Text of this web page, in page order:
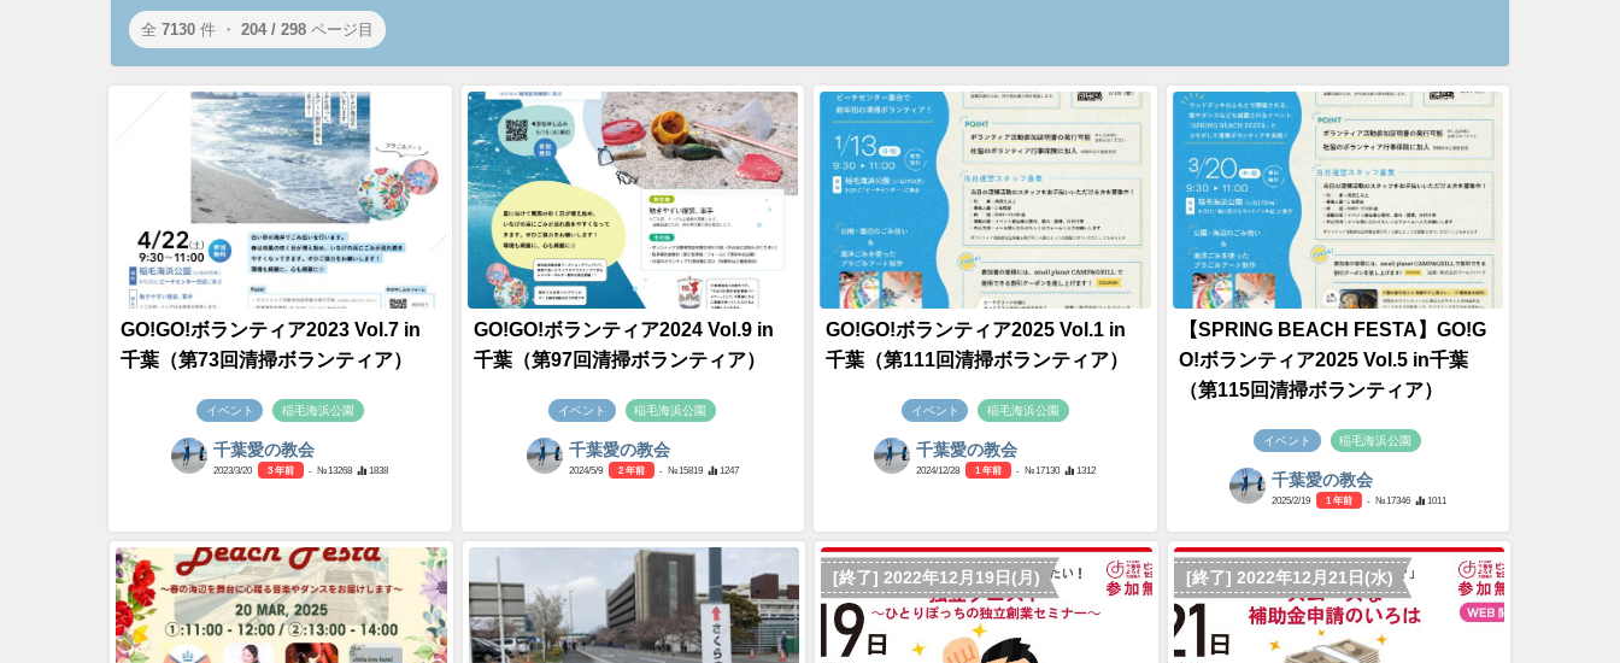
全 7130 件 ・ 204 / 298 ページ目
GO!GO!ボランティア2023 Vol.7 in
千葉（第73回清掃ボランティア）
イベント 稲毛海浜公園
千葉愛の教会
2023/3/20 3 年前 - №13268 1838
GO!GO!ボランティア2024 Vol.9 in
千葉（第97回清掃ボランティア）
イベント 稲毛海浜公園
千葉愛の教会
2024/5/9 2 年前 - №15819 1247
GO!GO!ボランティア2025 Vol.1 in
千葉（第111回清掃ボランティア）
イベント 稲毛海浜公園
千葉愛の教会
2024/12/28 1 年前 - №17130 1312
【SPRING BEACH FESTA】GO!G
O!ボランティア2025 Vol.5 in千葉
（第115回清掃ボランティア）
イベント 稲毛海浜公園
千葉愛の教会
2025/2/19 1 年前 - №17346 1011
[終了] 2022年12月19日(月) [終了] 2022年12月21日(水)